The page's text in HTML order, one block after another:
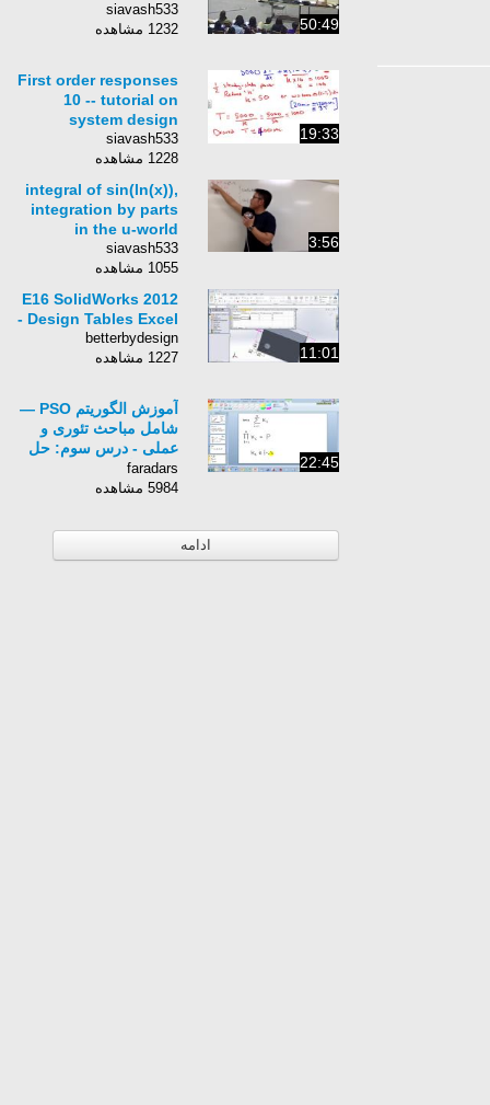
50:49
siavash533
1232 مشاهده
19:33
First order responses
10 -- tutorial on
system design
siavash533
1228 مشاهده
3:56
integral of sin(ln(x)),
integration by parts
in the u-world
siavash533
1055 مشاهده
11:01
E16 SolidWorks 2012
- Design Tables Excel
betterbydesign
1227 مشاهده
22:45
آموزش الگوریتم PSO —
شامل مباحث تئوری و
عملی - درس سوم: حل
مسائل گسسته با استفاده
از الگوریتم PSO
faradars
5984 مشاهده
ادامه